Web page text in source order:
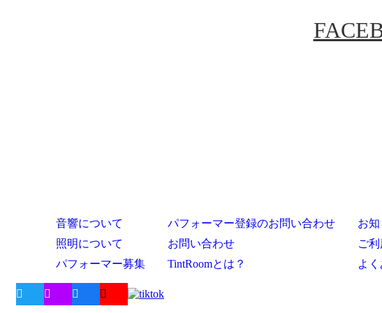
音響について
照明について
パフォーマー募集
パフォーマー登録のお問い合わせ
お問い合わせ
TintRoomとは？
お
ご
よ